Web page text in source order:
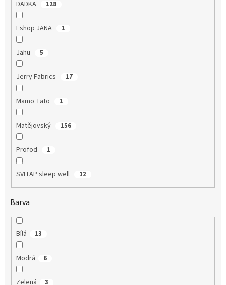
DADKA 128
Eshop JANA 1
Jahu 5
Jerry Fabrics 17
Mamo Tato 1
Matějovský 156
Profod 1
SVITAP sleep well 12
Barva
Bílá 13
Modrá 6
Zelená 3